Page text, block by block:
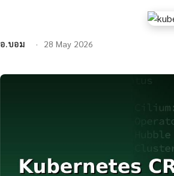
อ.บอม 28 May 2026